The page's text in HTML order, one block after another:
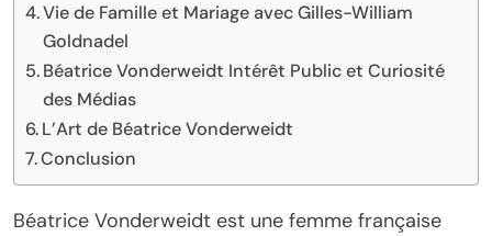
Vie de Famille et Mariage avec Gilles-William
Goldnadel
Béatrice Vonderweidt Intérêt Public et Curiosité
des Médias
L’Art de Béatrice Vonderweidt
Conclusion
Béatrice Vonderweidt est une femme française